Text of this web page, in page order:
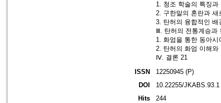
1. 청조 학술의 특징
2. 구한말의 혼란과 새
3. 탄허의 융합적인 배
Ⅲ. 탄허의 전통계승과
1. 화엄을 통한 동아
2. 탄허의 화엄 이해와
Ⅳ. 결론 21
ISSN
12250945 (P)
DOI
10.22255/JKABS.93.1
Hits
244